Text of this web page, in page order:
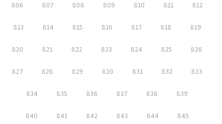
806 807 808 809 810 811 812
813 814 815 816 817 818 819
820 821 822 823 824 825 826
827 828 829 830 831 832 833
834 835 836 837 838 839
840 841 842 843 844 845